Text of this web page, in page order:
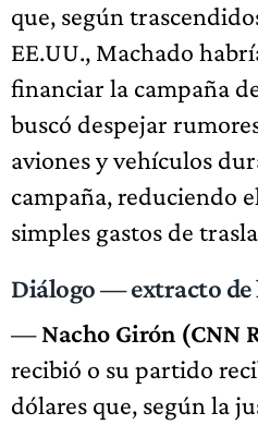
que, según
EE.UU., Machado
financiar la campaña
buscó despejar
aviones y vehículos
campaña, reduciendo
simples gastos de
Diálogo — extracto de
—Nacho Girón (CNN
recibió o su partido
dólares que, según la